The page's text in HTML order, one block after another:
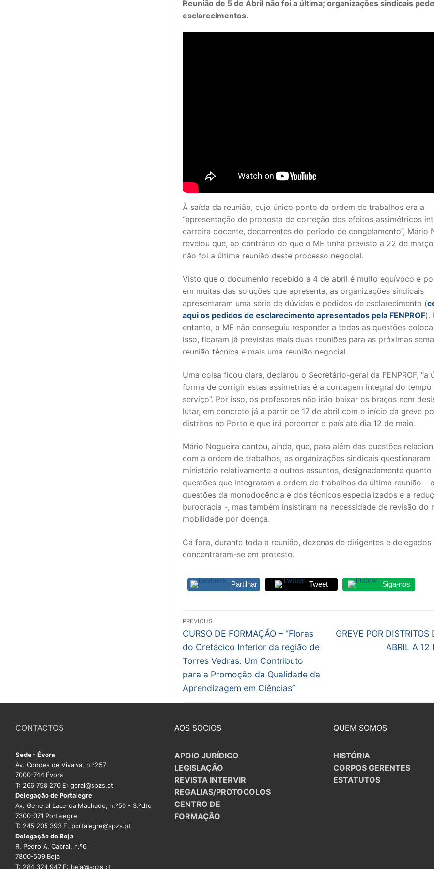
sindicalização
EDUCAÇÃO ESPECIAL
PARTICULAR / IPSS / MISERICÓRDIAS
ENSINO SUPERIOR
PROFESSORES CONTRATADOS
DOCENTES APOSENTADOS
Formação
Área de Sócios
Revista Intervir
Contactos
Reunião de 5 de Abril não foi a última; organizações sindicais
esclarecimentos.
À saída da reunião, cujo único ponto da ordem de trabalhos era a
“apresentação de proposta de correção dos efeitos assimétricos
carreira docente, decorrentes do período de congelamento”, Mário
revelou que, ao contrário do que o ME tinha previsto a 22 de
não foi a última reunião deste processo negocial.
Visto que o documento recebido a 4 de abril é muito equívoco e
em muitas das soluções que apresenta, as organizações sindicais
apresentaram uma série de dúvidas e pedidos de esclarecimento (
aqui os pedidos de esclarecimento apresentados pela FENPROF).
entanto, o ME não conseguiu responder a todas as questões
isso, ficaram já previstas mais duas reuniões para as próximas
reunião técnica e mais uma reunião negocial.
Uma coisa ficou clara, declarou o Secretário-geral da FENPROF, “a
forma de corrigir estas assimetrias é a contagem integral do tempo
serviço”. Por isso, os profesores não irão baixar os braços nem
lutar, em concreto já a partir de 17 de abril com o início da greve
distritos no Porto e que irá percorrer o país até dia 12 de maio.
Mário Nogueira contou, ainda, que, para além das questões
com a ordem de trabalhos, as organizações sindicais questionaram
ministério relativamente a outros assuntos, designadamente quanto
questões que integraram a ordem de trabalhos da última reunião –
questões da monodocência e dos técnicos especializados e a
burocracia -, mas também insistiram na necessidade de revisão do
mobilidade por doença.
Cá fora, durante toda a reunião, dezenas de dirigentes e delegados
concentraram-se em protesto.
Partilhar Tweet Siga-nos
Navegação
de
artigos
PREVIOUS
Previous
post:
CURSO DE FORMAÇÃO – “Floras
do Cretácico Inferior da região de
Torres Vedras: Um Contributo
para a Promoção da Qualidade da
Aprendizagem em Ciências”
Next
GREVE POR DISTRITOS
ABRIL A 12
CONTACTOS
Sede - Évora
Av. Condes de Vivalva, n.º257
7000-744 Évora
T: 266 758 270 E: geral@spzs.pt
Delegação de Portalegre
Av. General Lacerda Machado, n.º50 - 3.ºdto
7300-071 Portalegre
T: 245 205 393 E: portalegre@spzs.pt
Delegação de Beja
R. Pedro A. Cabral, n.º6
7800-509 Beja
T: 284 324 947 E: beja@spzs.pt
AOS SÓCIOS
APOIO JURÍDICO
LEGISLAÇÃO
REVISTA INTERVIR
REGALIAS/PROTOCOLOS
CENTRO DE
FORMAÇÃO
QUEM SOMOS
HISTÓRIA
CORPOS GERENTES
ESTATUTOS